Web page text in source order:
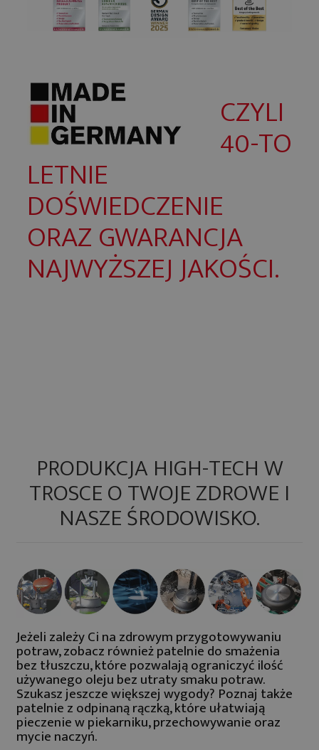
CZYLI
40-TO
LETNIE
DOŚWIEDCZENIE
ORAZ GWARANCJA
NAJWYŻSZEJ JAKOŚCI.
PRODUKCJA HIGH-TECH W
TROSCE O TWOJE ZDROWE I
NASZE ŚRODOWISKO.
Jeżeli zależy Ci na zdrowym przygotowywaniu
potraw, zobacz równieżpatelnie do smażenia
bez tłuszczu, które pozwalają ograniczyć ilość
używanego oleju bez utraty smaku potraw.
Szukasz jeszcze większej wygody? Poznaj także
patelnie z odpinaną rączką, które ułatwiają
pieczenie w piekarniku, przechowywanie oraz
mycie naczyń.